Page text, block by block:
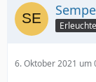
6. Oktober 2021 um